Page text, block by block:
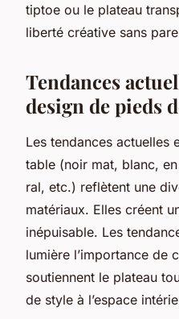
tiptoe ou le plateau
liberté créative sans
Tendances
design de pieds
Les tendances actuelles
table (noir mat, blanc,
ral, etc.) reflètent une
matériaux. Elles créent
inépuisable. Les
lumière l’importance de
soutiennent le plateau
de style à l’espace